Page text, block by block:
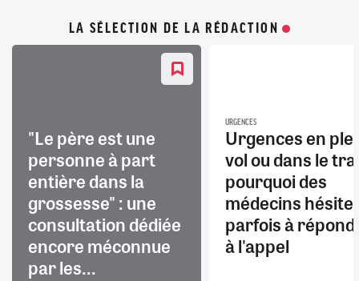
LA SÉLECTION DE LA RÉDACTION
"Le père est une
personne à part
entière dans la
grossesse" : une
consultation dédiée
encore méconnue
par les...
URGENCES
Urgences en
vol ou dans le
pourquoi des
médecins
parfois à
à l'appel